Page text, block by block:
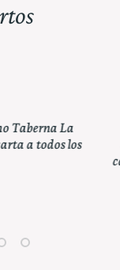
no se puede
de los
Moriles.”